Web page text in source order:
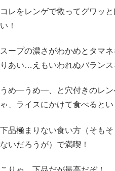
コレをレンゲで救ってグワッ
い！
スープの濃さがわかめとタマ
りあい…えもいわれぬバランス
うめ―うめ―、と穴付きのレン
ゃ、ライスにかけて食べるとい
下品極まりない食い方（そも
ないだろうが）で満喫！